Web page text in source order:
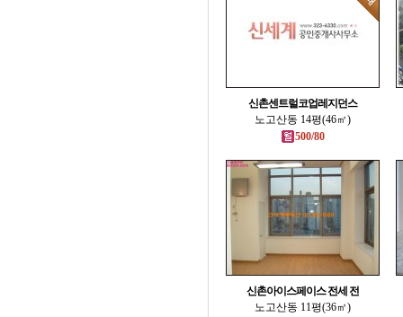
신촌센트럴코업레지던스
노고산동 14평(46㎡)
500/80
신촌아이스페이스 전세 전
노고산동 11평(36㎡)